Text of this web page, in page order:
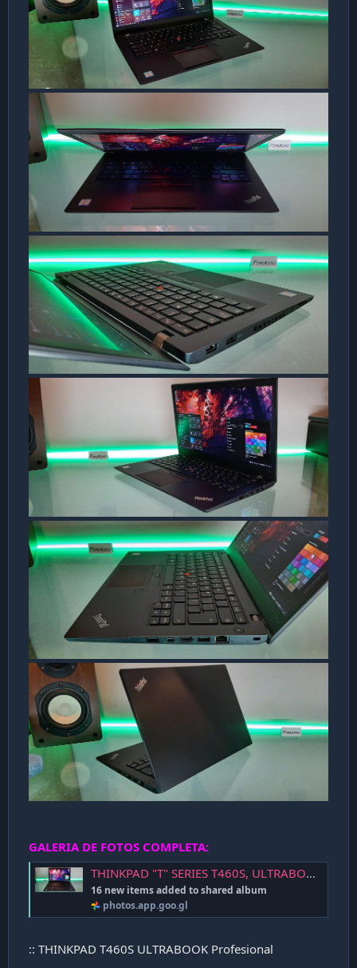
GALERIA DE FOTOS COMPLETA:
THINKPAD "T" SERIES T460S, ULTRABOOK PROFESIONAL Cubierta y Case de Alum-Magnesio, BISAGRAS de TITANIO , POTENTE Intel® CORE™ i7 3.4GHZ / PANTALLA 14" MicroEdge ULTRASLIM PANEL "IPS" LED ANTIGLARE FULL HD 1920 x 1080P VISION 180°, 256GB SSD
16 new items added to shared album
photos.app.goo.gl
:: THINKPAD T460S ULTRABOOK Profesional